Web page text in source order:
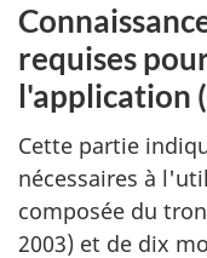
requises
l'application
Cette partie
nécessaires à
composée du
2003) et de dix